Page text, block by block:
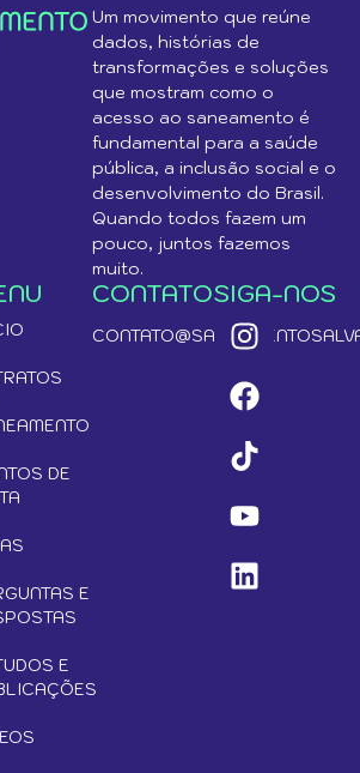
Um movimento que reúne
dados, histórias de
transformações e soluções
que mostram como o
acesso ao saneamento é
fundamental para a saúde
pública, a inclusão social e o
desenvolvimento do Brasil.
Quando todos fazem um
pouco, juntos fazemos
muito.
DE
E
E
CONTATOSIGA-NOS